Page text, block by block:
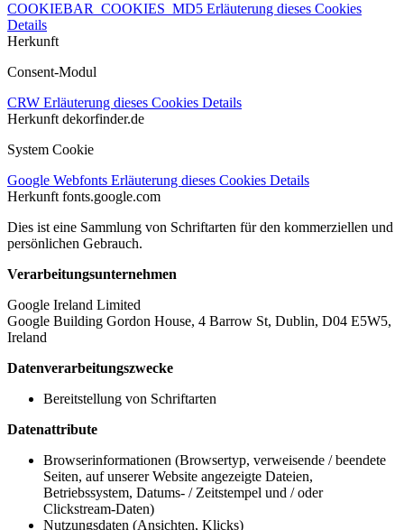
COOKIEBAR_COOKIES_MD5 Erläuterung dieses Cookies
Details
Herkunft
Consent-Modul
CRW Erläuterung dieses Cookies Details
Herkunft dekorfinder.de
System Cookie
Google Webfonts Erläuterung dieses Cookies Details
Herkunft fonts.google.com
Dies ist eine Sammlung von Schriftarten für den kommerziellen und
persönlichen Gebrauch.
Verarbeitungsunternehmen
Google Ireland Limited
Google Building Gordon House, 4 Barrow St, Dublin, D04 E5W5,
Ireland
Datenverarbeitungszwecke
Bereitstellung von Schriftarten
Datenattribute
Browserinformationen (Browsertyp, verweisende / beendete
Seiten, auf unserer Website angezeigte Dateien,
Betriebssystem, Datums- / Zeitstempel und / oder
Clickstream-Daten)
Nutzungsdaten (Ansichten, Klicks)